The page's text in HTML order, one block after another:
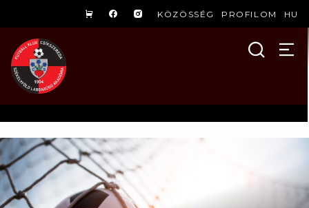
KÖZÖSSÉG PROFILOM HU